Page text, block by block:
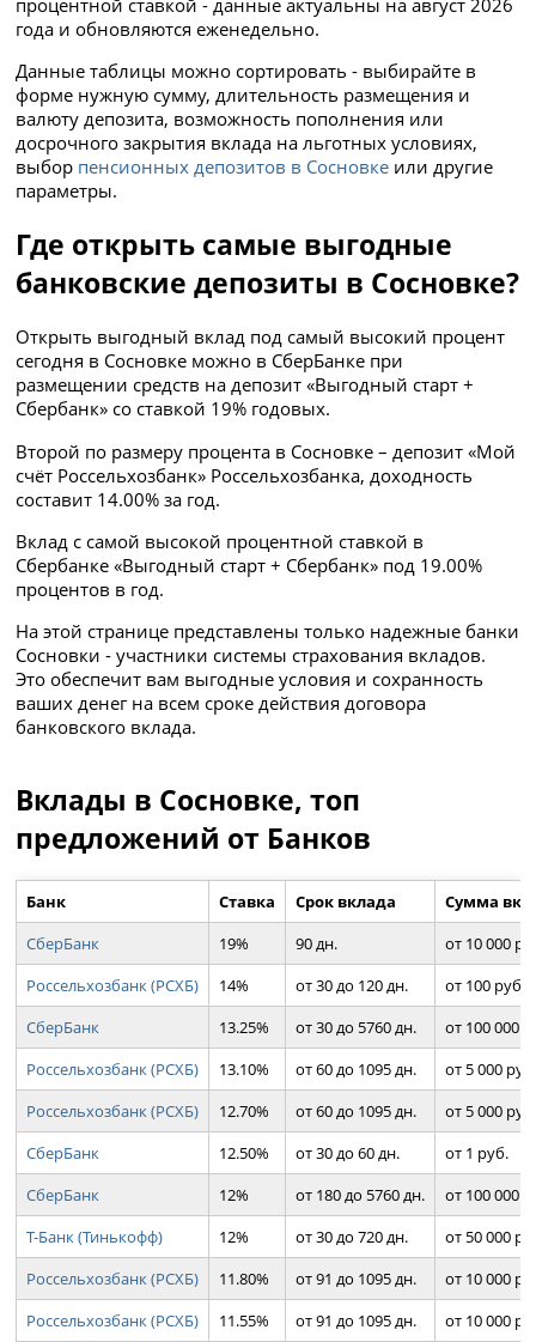
года и обновляются еженедельно.
Данные таблицы можно сортировать - выбирайте в
форме нужную сумму, длительность размещения и
валюту депозита, возможность пополнения или
досрочного закрытия вклада на льготных условиях,
выбор пенсионных депозитов в Сосновке или другие
параметры.
Где открыть самые выгодные
банковские депозиты в Сосновке?
Открыть выгодный вклад под самый высокий процент
сегодня в Сосновке можно в СберБанке при
размещении средств на депозит «Выгодный старт +
Сбербанк» со ставкой 19% годовых.
Второй по размеру процента в Сосновке – депозит «Мой
счёт Россельхозбанк» Россельхозбанка, доходность
составит 14.00% за год.
Вклад с самой высокой процентной ставкой в
Сбербанке «Выгодный старт + Сбербанк» под 19.00%
процентов в год.
На этой странице представлены только надежные банки
Сосновки - участники системы страхования вкладов.
Это обеспечит вам выгодные условия и сохранность
ваших денег на всем сроке действия договора
банковского вклада.
Вклады в Сосновке, топ
предложений от Банков
Банк Ставка Срок вклада
Сумма
СберБанк
19% 90 дн.
от 10 000
Россельхозбанк (РСХБ)
14% от 30 до 120 дн.
от 100 руб.
СберБанк
13.25% от 30 до 5760 дн.
от 100 000
Россельхозбанк (РСХБ)
13.10% от 60 до 1095 дн.
от 5 000
Россельхозбанк (РСХБ)
12.70% от 60 до 1095 дн.
от 5 000
СберБанк
12.50% от 30 до 60 дн.
от 1 руб.
СберБанк
12% от 180 до 5760 дн.
от 100 000
Т-Банк (Тинькофф)
12% от 30 до 720 дн.
от 50 000
Россельхозбанк (РСХБ)
11.80% от 91 до 1095 дн.
от 10 000
Россельхозбанк (РСХБ)
11.55% от 91 до 1095 дн. от 10 000